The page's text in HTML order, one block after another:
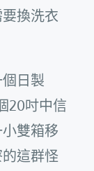
換洗衣
日製
20吋中信
雙箱移
這群怪